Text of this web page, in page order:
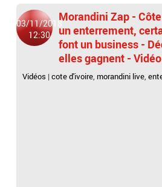
03/11/2018
12:30
Morandini Zap -
un enterrement,
font un business -
elles gagnent - Vidéo
Vidéos |cote d'ivoire, morandini live,